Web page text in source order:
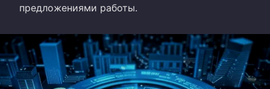
предложениями работы.